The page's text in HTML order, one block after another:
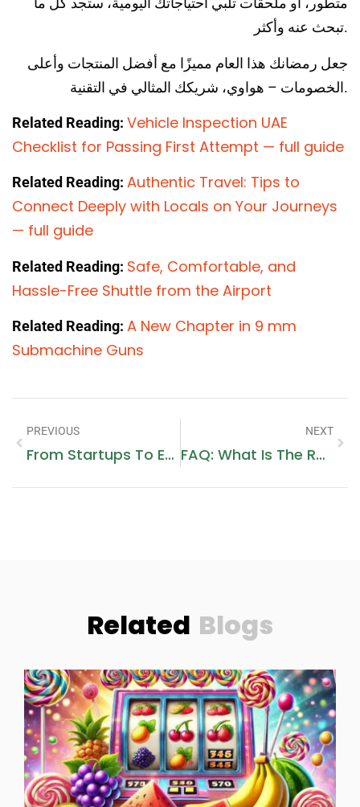
تبحث عنه وأكثر.
جعل رمضانك هذا العام مميزًا مع أفضل المنتجات وأعلى
الخصومات – هواوي، شريكك المثالي في التقنية.
Related Reading: Vehicle Inspection UAE
Checklist for Passing First Attempt — full guide
Related Reading: Authentic Travel: Tips to
Connect Deeply with Locals on Your Journeys
— full guide
Related Reading: Safe, Comfortable, and
Hassle-Free Shuttle from the Airport
Related Reading: A New Chapter in 9 mm
Submachine Guns
PREVIOUS
From Startups To Enterprises: Choosing The Right Commercial Space In Abu Dhabi
NEXT
FAQ: What Is The Role Of A Notary Public In Dubai And How Do Dubai Lawyers Assist?
Related Blogs